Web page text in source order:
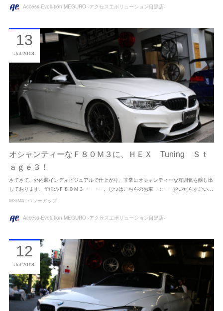
Access-Evolution MEGURO -アクセスエボリューション目黒店-
オシャンティーなＦ８０Ｍ３に、ＨＥＸ Tuning Ｓｔ
ａｇｅ３！
さてさて、外内装インディビジュアルで仕上がり、非常にオシャンティーな雰囲気を醸し出
しております、Ｙ様のＦ８０Ｍ３・・・・。じつはこちらのお車・：・・脱いだらすごい…
13
Jul 2018
M3/M4 パワーアップ
Access-Evolution MEGURO -アクセスエボリューション目黒店-
12
Jul 2018